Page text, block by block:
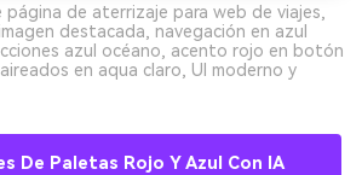
de aterrizaje para web de viajes,
destacada, navegación en azul
azul océano, acento rojo en botón
en aqua claro, UI moderno y
De Paletas Rojo Y Azul Con IA